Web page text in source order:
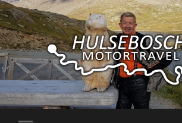
Hulsebosch
Motortravel